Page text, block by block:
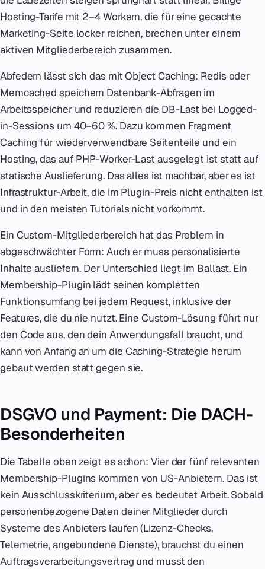
Hosting-Tarife mit 2–4 Workern, die für eine gecachte
Marketing-Seite locker reichen, brechen unter einem
aktiven Mitgliederbereich zusammen.
Abfedern lässt sich das mit Object Caching: Redis oder
Memcached speichern Datenbank-Abfragen im
Arbeitsspeicher und reduzieren die DB-Last bei Logged-
in-Sessions um 40–60 %. Dazu kommen Fragment
Caching für wiederverwendbare Seitenteile und ein
Hosting, das auf PHP-Worker-Last ausgelegt ist statt auf
statische Auslieferung. Das alles ist machbar, aber es ist
Infrastruktur-Arbeit, die im Plugin-Preis nicht enthalten ist
und in den meisten Tutorials nicht vorkommt.
Ein Custom-Mitgliederbereich hat das Problem in
abgeschwächter Form: Auch er muss personalisierte
Inhalte ausliefern. Der Unterschied liegt im Ballast. Ein
Membership-Plugin lädt seinen kompletten
Funktionsumfang bei jedem Request, inklusive der
Features, die du nie nutzt. Eine Custom-Lösung führt nur
den Code aus, den dein Anwendungsfall braucht, und
kann von Anfang an um die Caching-Strategie herum
gebaut werden statt gegen sie.
DSGVO und Payment: Die DACH-
Besonderheiten
Die Tabelle oben zeigt es schon: Vier der fünf relevanten
Membership-Plugins kommen von US-Anbietern. Das ist
kein Ausschlusskriterium, aber es bedeutet Arbeit. Sobald
personenbezogene Daten deiner Mitglieder durch
Systeme des Anbieters laufen (Lizenz-Checks,
Telemetrie, angebundene Dienste), brauchst du einen
Auftragsverarbeitungsvertrag und musst den